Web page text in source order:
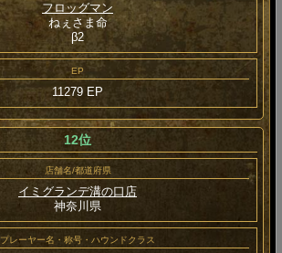
フロッグマン
ねぇさま命
β2
EP
11279 EP
12位
店舗名/都道府県
イミグランデ溝の口店
神奈川県
プレーヤー名・称号・ハウンドクラス